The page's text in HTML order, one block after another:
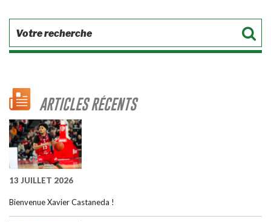
ARTICLES RÉCENTS
13 JUILLET 2026
Bienvenue Xavier Castaneda !